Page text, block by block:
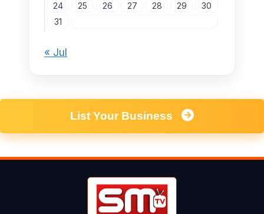
24
25 26 27 28 29
30
31
« Jul
List Your Business